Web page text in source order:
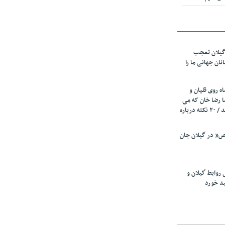
حمایتی
مشخص شد
از مراجع رسمی
ایران و
کشاورزان
تعجب
جهانی ما را
روی قلیان و
رضا خان که می
رفت همه شاد بودند / ۲۰ نکته درباره
در گیلان جان
روابط گیلان و
خورد